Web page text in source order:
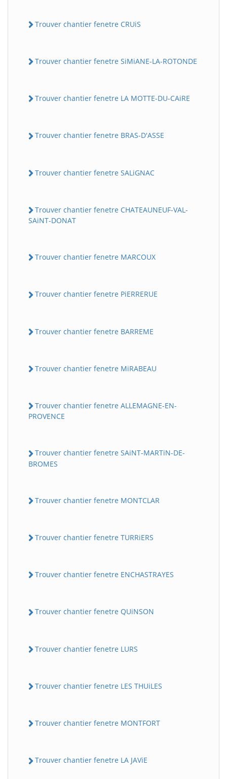
Trouver chantier fenetre CRUiS
Trouver chantier fenetre SiMiANE-LA-ROTONDE
Trouver chantier fenetre LA MOTTE-DU-CAiRE
Trouver chantier fenetre BRAS-D'ASSE
Trouver chantier fenetre SALiGNAC
Trouver chantier fenetre CHATEAUNEUF-VAL-
SAiNT-DONAT
Trouver chantier fenetre MARCOUX
Trouver chantier fenetre PiERRERUE
Trouver chantier fenetre BARREME
Trouver chantier fenetre MiRABEAU
Trouver chantier fenetre ALLEMAGNE-EN-
PROVENCE
Trouver chantier fenetre SAiNT-MARTiN-DE-
BROMES
Trouver chantier fenetre MONTCLAR
Trouver chantier fenetre TURRiERS
Trouver chantier fenetre ENCHASTRAYES
Trouver chantier fenetre QUiNSON
Trouver chantier fenetre LURS
Trouver chantier fenetre LES THUiLES
Trouver chantier fenetre MONTFORT
Trouver chantier fenetre LA JAViE